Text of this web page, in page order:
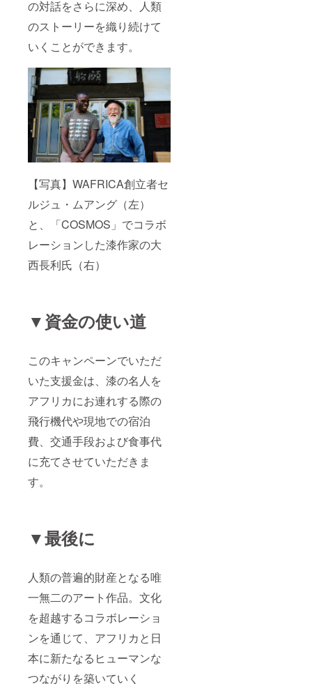
の対話をさらに深め、人類
のストーリーを織り続けて
いくことができます。
【写真】WAFRICA創立者セ
ルジュ・ムアング（左）
と、「COSMOS」でコラボ
レーションした漆作家の大
西長利氏（右）
▼資金の使い道
このキャンペーンでいただ
いた支援金は、漆の名人を
アフリカにお連れする際の
飛行機代や現地での宿泊
費、交通手段および食事代
に充てさせていただきま
す。
▼最後に
人類の普遍的財産となる唯
一無二のアート作品。文化
を超越するコラボレーショ
ンを通じて、アフリカと日
本に新たなるヒューマンな
つながりを築いていく